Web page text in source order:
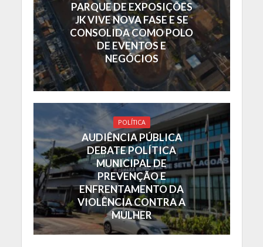
PARQUE DE EXPOSIÇÕES
JK VIVE NOVA FASE E SE
CONSOLIDA COMO POLO
DE EVENTOS E
NEGÓCIOS
POLÍTICA
AUDIÊNCIA PÚBLICA
DEBATE POLÍTICA
MUNICIPAL DE
PREVENÇÃO E
ENFRENTAMENTO DA
VIOLÊNCIA CONTRA A
MULHER